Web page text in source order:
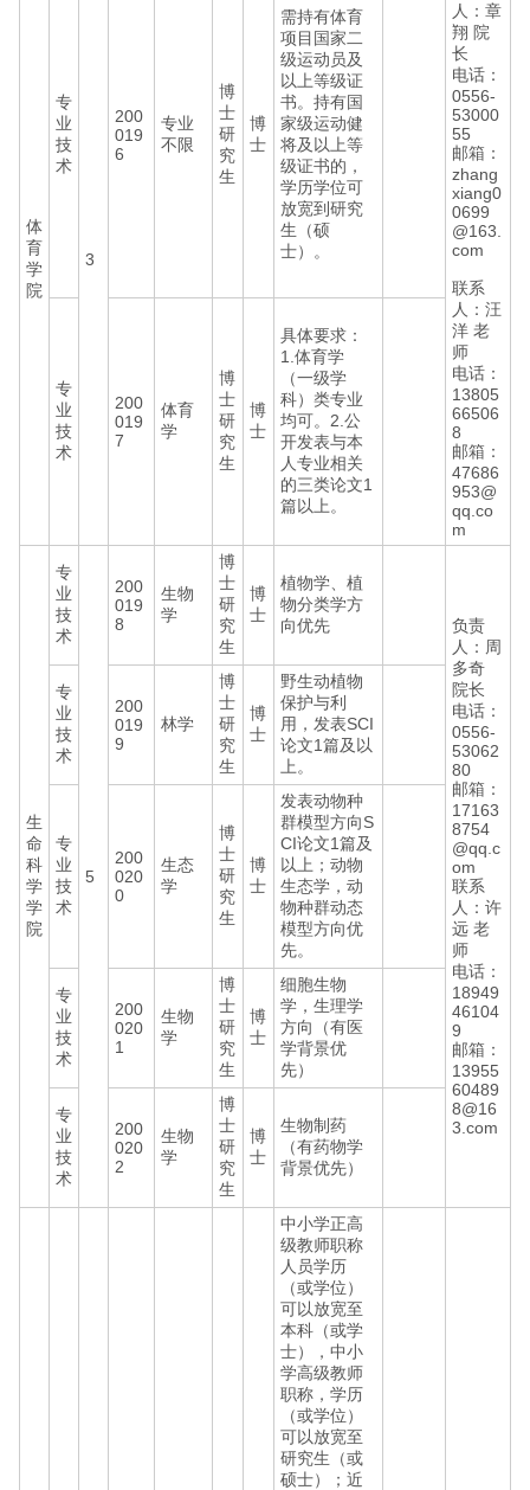
体
育
学
院
专
业
技
术
3
200
019
6
专业
不限
博
士
研
究
生
博
士
需持有体育
项目国家二
级运动员及
以上等级证
书。持有国
家级运动健
将及以上等
级证书的，
学历学位可
放宽到研究
生（硕
士）。
人：章
翔 院
长
电话：
0556-
53000
55
邮箱：
zhang
xiang0
0699
@163.
com
联系
人：汪
洋 老
师
电话：
13805
66506
8
邮箱：
47686
953@
qq.co
m
专
业
技
术
200
019
7
体育
学
博
士
研
究
生
博
士
具体要求：
1.体育学
（一级学
科）类专业
均可。2.公
开发表与本
人专业相关
的三类论文1
篇以上。
生
命
科
学
学
院
专
业
技
术
5
200
019
8
生物
学
博
士
研
究
生
博
士
植物学、植
物分类学方
向优先
负责
人：周
多奇
院长
电话：
0556-
53062
80
邮箱：
17163
8754
@qq.c
om
联系
人：许
远 老
师
电话：
18949
46104
9
邮箱：
13955
60489
8@16
3.com
专
业
技
术
200
019
9
林学
博
士
研
究
生
博
士
野生动植物
保护与利
用，发表SCI
论文1篇及以
上。
专
业
技
术
200
020
0
生态
学
博
士
研
究
生
博
士
发表动物种
群模型方向S
CI论文1篇及
以上；动物
生态学，动
物种群动态
模型方向优
先。
专
业
技
术
200
020
1
生物
学
博
士
研
究
生
博
士
细胞生物
学，生理学
方向（有医
学背景优
先）
专
业
技
术
200
020
2
生物
学
博
士
研
究
生
博
士
生物制药
（有药物学
背景优先）
中小学正高
级教师职称
人员学历
（或学位）
可以放宽至
本科（或学
士），中小
学高级教师
职称，学历
（或学位）
可以放宽至
研究生（或
硕士）；近